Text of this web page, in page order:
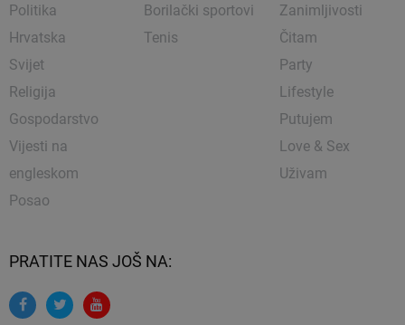
Politika
Hrvatska
Svijet
Religija
Gospodarstvo
Vijesti na
engleskom
Posao
Borilački sportovi
Tenis
Zanimljivosti
Čitam
Party
Lifestyle
Putujem
Love & Sex
Uživam
PRATITE NAS JOŠ NA: